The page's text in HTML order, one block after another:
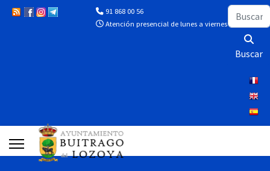
91 868 00 56
Atención presencial de lunes a viernes de 10:00 a
Buscar
Buscar